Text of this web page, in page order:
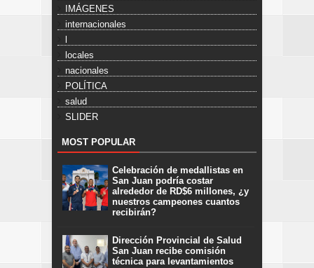
IMÁGENES
internacionales
locales
nacionales
POLÍTICA
salud
SLIDER
MOST POPULAR
Celebración de medallistas en
San Juan podría costar
alrededor de RD$6 millones, ¿y
nuestros campeones cuantos
recibirán?
Dirección Provincial de Salud
San Juan recibe comisión
técnica para levantamientos